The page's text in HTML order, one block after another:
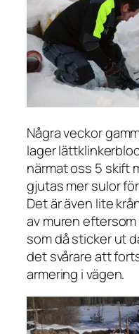
Några veckor
lager
närmat oss 5 skift
gjutas mer sulor
Det är även lite
av muren
som då sticker ut
det svårare att
armering i vägen.